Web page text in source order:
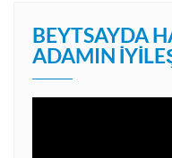
BEYTSAYDA
ADAMIN